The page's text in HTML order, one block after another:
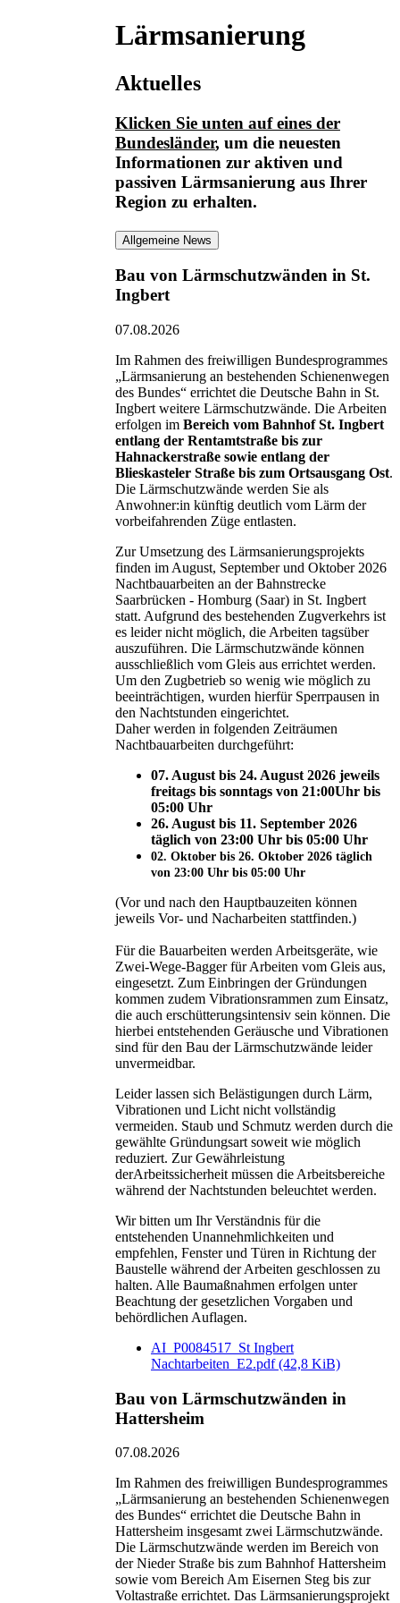
Lärmsanierung
Aktuelles
Klicken Sie unten auf eines der
Bundesländer, um die neuesten
Informationen zur aktiven und
passiven Lärmsanierung aus Ihrer
Region zu erhalten.
Allgemeine News
Bau von Lärmschutzwänden in St.
Ingbert
07.08.2026
Im Rahmen des freiwilligen Bundesprogrammes
„Lärmsanierung an bestehenden Schienenwegen
des Bundes“ errichtet die Deutsche Bahn in St.
Ingbert weitere Lärmschutzwände. Die Arbeiten
erfolgen imBereich vom Bahnhof St. Ingbert
entlang der Rentamtstraße bis zur
Hahnackerstraße sowie entlang der
Blieskasteler Straße bis zum Ortsausgang Ost.
Die Lärmschutzwände werden Sie als
Anwohner:in künftig deutlich vom Lärm der
vorbeifahrenden Züge entlasten.
Zur Umsetzung des Lärmsanierungsprojekts
finden im August, September und Oktober 2026
Nachtbauarbeiten an der Bahnstrecke
Saarbrücken - Homburg (Saar) in St. Ingbert
statt. Aufgrund des bestehenden Zugverkehrs ist
es leider nicht möglich, die Arbeiten tagsüber
auszuführen. Die Lärmschutzwände können
ausschließlich vom Gleis aus errichtet werden.
Um den Zugbetrieb so wenig wie möglich zu
beeinträchtigen, wurden hierfür Sperrpausen in
den Nachtstunden eingerichtet.
Daher werden in folgenden Zeiträumen
Nachtbauarbeiten durchgeführt:
07. August bis 24. August 2026 jeweils
freitags bis sonntags von 21:00Uhr bis
05:00 Uhr
26. August bis 11. September 2026
täglich von 23:00 Uhr bis 05:00 Uhr
02. Oktober bis 26. Oktober 2026 täglich
von 23:00 Uhr bis 05:00 Uhr
(Vor und nach den Hauptbauzeiten können
jeweils Vor- und Nacharbeiten stattfinden.)
Für die Bauarbeiten werden Arbeitsgeräte, wie
Zwei-Wege-Bagger für Arbeiten vom Gleis aus,
eingesetzt. Zum Einbringen der Gründungen
kommen zudem Vibrationsrammen zum Einsatz,
die auch erschütterungsintensiv sein können. Die
hierbei entstehenden Geräusche und Vibrationen
sind für den Bau der Lärmschutzwände leider
unvermeidbar.
Leider lassen sich Belästigungen durch Lärm,
Vibrationen und Licht nicht vollständig
vermeiden. Staub und Schmutz werden durch die
gewählte Gründungsart soweit wie möglich
reduziert. Zur Gewährleistung
derArbeitssicherheit müssen die Arbeitsbereiche
während der Nachtstunden beleuchtet werden.
Wir bitten um Ihr Verständnis für die
entstehenden Unannehmlichkeiten und
empfehlen, Fenster und Türen in Richtung der
Baustelle während der Arbeiten geschlossen zu
halten. Alle Baumaßnahmen erfolgen unter
Beachtung der gesetzlichen Vorgaben und
behördlichen Auflagen.
AI_P0084517_St Ingbert
Nachtarbeiten_E2.pdf(42,8 KiB)
Bau von Lärmschutzwänden in
Hattersheim
07.08.2026
Im Rahmen des freiwilligen Bundesprogrammes
„Lärmsanierung an bestehenden Schienenwegen
des Bundes“ errichtet die Deutsche Bahn in
Hattersheim insgesamt zwei Lärmschutzwände.
Die Lärmschutzwände werden im Bereich von
der Nieder Straße bis zum Bahnhof Hattersheim
sowie vom Bereich Am Eisernen Steg bis zur
Voltastraße errichtet. Das Lärmsanierungsprojekt